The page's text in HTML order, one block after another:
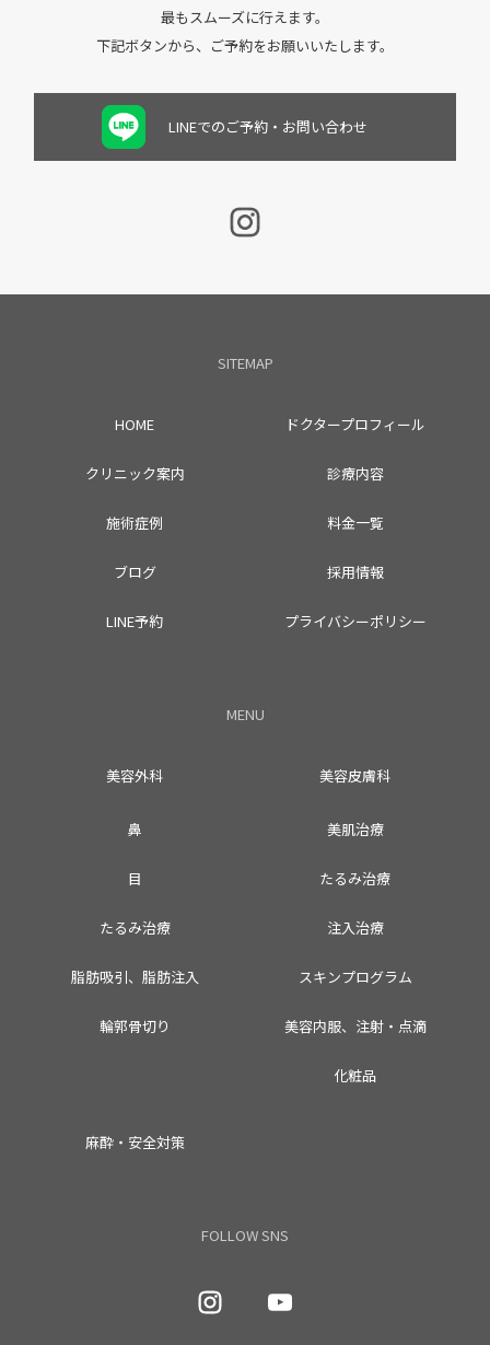
最もスムーズに行えます。
下記ボタンから、ご予約をお願いいたします。
LINEでのご予約・お問い合わせ
SITEMAP
HOME ドクタープロフィール
クリニック案内 診療内容
施術症例 料金一覧
ブログ 採用情報
LINE予約 プライバシーポリシー
MENU
美容外科
鼻
目
たるみ治療
脂肪吸引、脂肪注入
輪郭骨切り
美容皮膚科
美肌治療
たるみ治療
注入治療
スキンプログラム
美容内服、注射・点滴
化粧品
麻酔・安全対策
FOLLOW SNS